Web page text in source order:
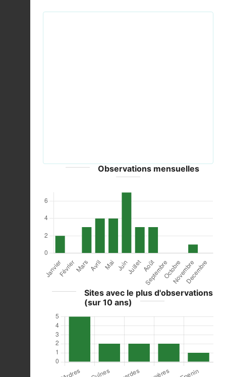
Observations mensuelles
Sites avec le plus d'observations
(sur 10 ans)